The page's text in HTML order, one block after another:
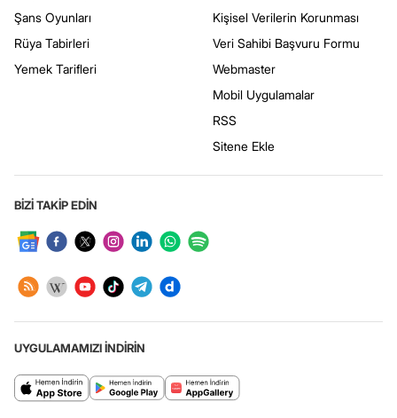
Şans Oyunları
Rüya Tabirleri
Yemek Tarifleri
Kişisel Verilerin Korunması
Veri Sahibi Başvuru Formu
Webmaster
Mobil Uygulamalar
RSS
Sitene Ekle
BİZİ TAKİP EDİN
UYGULAMAMIZI İNDİRİN